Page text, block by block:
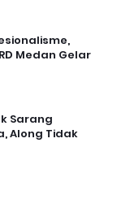
Medan Gelar
Sarang
Along Tidak